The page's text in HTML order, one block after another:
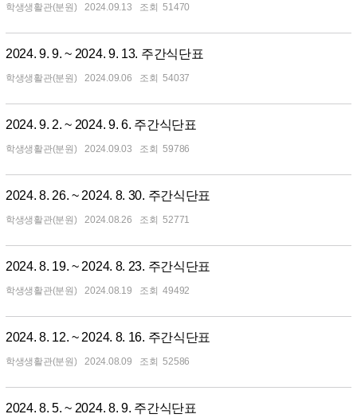
학생생활관(분원) 2024.09.13 51470
2024. 9. 9. ~ 2024. 9. 13. 주간식단표
학생생활관(분원) 2024.09.06 54037
2024. 9. 2. ~ 2024. 9. 6. 주간식단표
학생생활관(분원) 2024.09.03 59786
2024. 8. 26. ~ 2024. 8. 30. 주간식단표
학생생활관(분원) 2024.08.26 52771
2024. 8. 19. ~ 2024. 8. 23. 주간식단표
학생생활관(분원) 2024.08.19 49492
2024. 8. 12. ~ 2024. 8. 16. 주간식단표
학생생활관(분원) 2024.08.09 52586
2024. 8. 5. ~ 2024. 8. 9. 주간식단표